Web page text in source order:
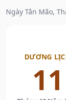
Ngày Tân Mão,
DƯƠNG
11